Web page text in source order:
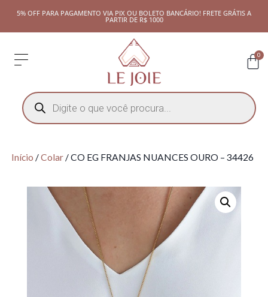
5% OFF PARA PAGAMENTO VIA PIX OU BOLETO BANCÁRIO! FRETE GRÁTIS A
PARTIR DE R$ 1000
0
Início /Colar/ CO EG FRANJAS NUANCES OURO – 34426